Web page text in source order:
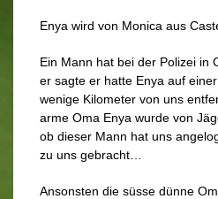
Enya wird von Monica aus
Ein Mann hat bei der Polizei in
er sagte er hatte Enya auf
wenige Kilometer von uns
arme Oma Enya wurde von
ob dieser Mann hat uns
zu uns gebracht…
Ansonsten die süsse dünne